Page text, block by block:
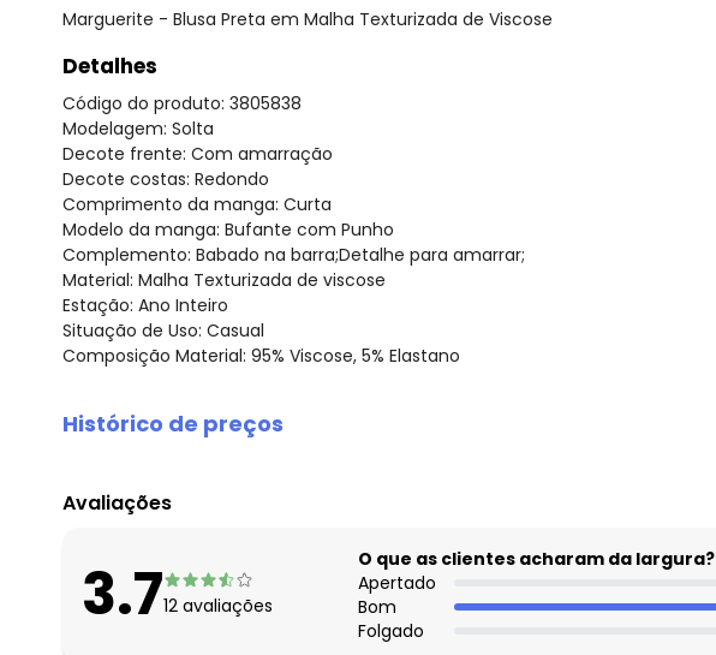
Marguerite - Blusa Preta em Malha Texturizada de Viscose
Detalhes
Código do produto: 3805838
Modelagem: Solta
Decote frente: Com amarração
Decote costas: Redondo
Comprimento da manga: Curta
Modelo da manga: Bufante com Punho
Complemento: Babado na barra;Detalhe para amarrar;
Material: Malha Texturizada de viscose
Estação: Ano Inteiro
Situação de Uso: Casual
Composição Material: 95% Viscose, 5% Elastano
Histórico de preços
agosto/2026
maio/2026
abril/2026
Avaliações
3.712 avaliações
O que as clientes acharam da largura?
Apertado
Bom
Folgado